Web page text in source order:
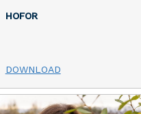
HOFOR
DOWNLOAD